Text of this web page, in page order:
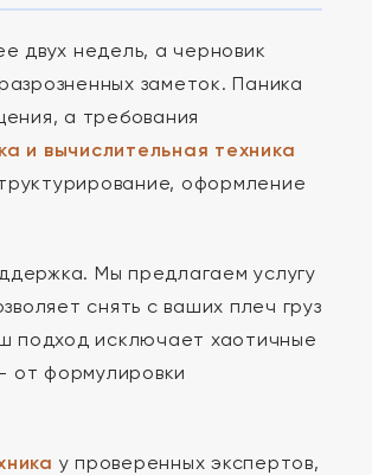
двух недель, а черновик
заметок. Паника
а требования
и вычислительная техника
оформление
Мы предлагаем услугу
снять с ваших плеч груз
подход исключает хаотичные
от формулировки
у проверенных экспертов,